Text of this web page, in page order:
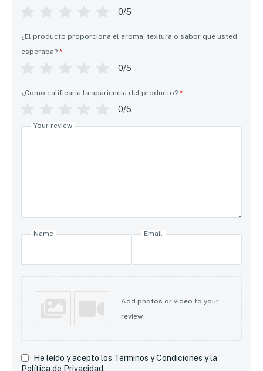
0/5
¿El producto proporciona el aroma, textura o sabor que usted
esperaba? *
0/5
¿Como calificaria la apariencia del producto? *
0/5
Your review
Name Email
Add photos or video to your
review
He leído y acepto los Términos y Condiciones y la
Política de Privacidad.